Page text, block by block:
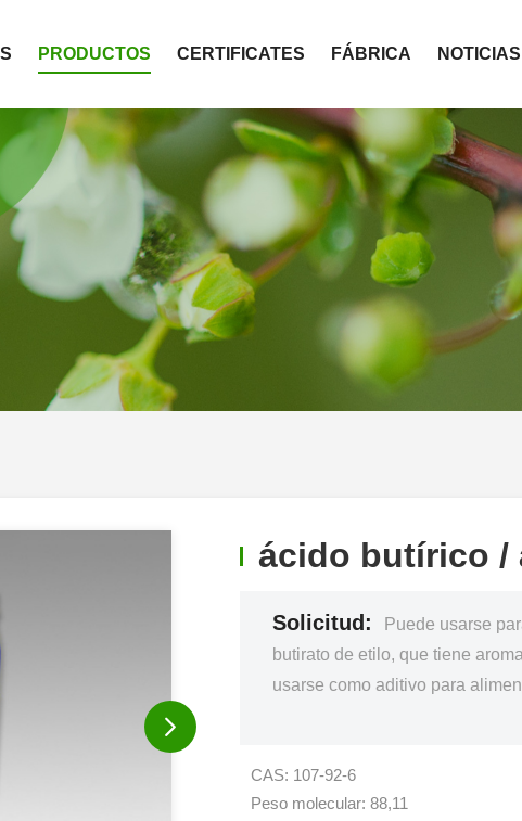
PRODUCTOS CERTIFICATES FÁBRICA NOTICIAS
ácido butírico /
Solicitud:
Puede usarse
butirato de etilo, que tiene
usarse como aditivo para
CAS: 107-92-6
Peso molecular: 88,11